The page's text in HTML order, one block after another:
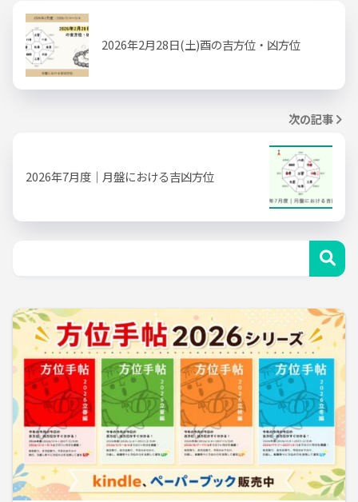
2026年2月28日(土)酉の吉方位・凶方位
次の記事
2026年7月度｜月盤における吉凶方位